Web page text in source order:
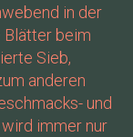
in der
Blätter beim
Sieb,
anderen
und
immer nur